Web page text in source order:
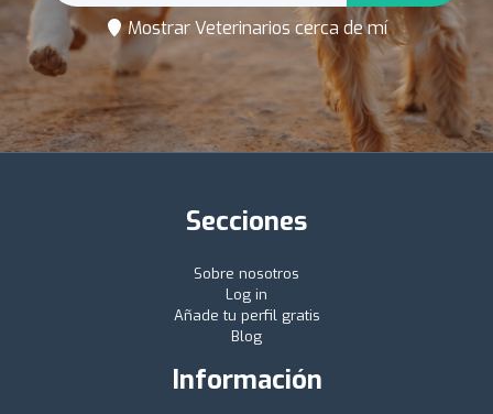
Mostrar Veterinarios cerca de mí
Secciones
Sobre nosotros
Log in
Añade tu perfil gratis
Blog
Información